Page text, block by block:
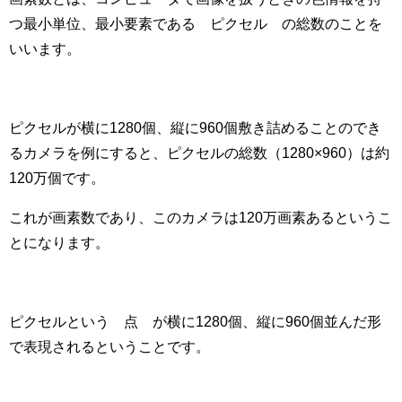
つ最小単位、最小要素である¨ピクセル¨の総数のことを
いいます。
ピクセルが横に1280個、縦に960個敷き詰めることのでき
るカメラを例にすると、ピクセルの総数（1280×960）は約
120万個です。
これが画素数であり、このカメラは120万画素あるというこ
とになります。
ピクセルという¨点¨が横に1280個、縦に960個並んだ形
で表現されるということです。